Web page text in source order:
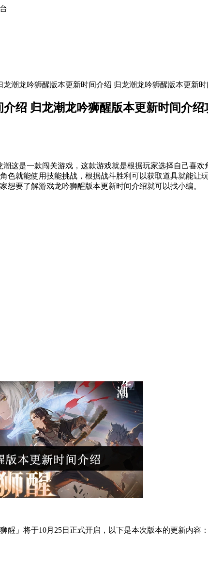
龙潮龙吟狮醒版本更新时间介绍 归龙潮龙吟狮醒版本更新
绍 归龙潮龙吟狮醒版本更新时间介绍
是一款闯关游戏，这款游戏就是根据玩家选择自己喜
色就能使用技能挑战，根据战斗胜利可以获取道具就能
想要了解游戏龙吟狮醒版本更新时间介绍就可以找小编。
」将于10月25日正式开启，以下是本次版本的更新内容：